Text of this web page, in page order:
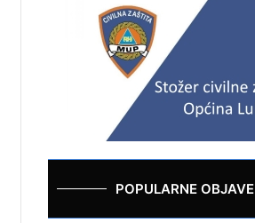
POPULARNE OBJAVE